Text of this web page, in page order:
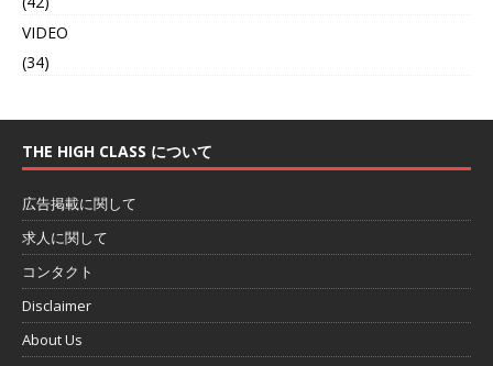
VIDEO
(34)
THE HIGH CLASS について
広告掲載に関して
求人に関して
コンタクト
Disclaimer
About Us